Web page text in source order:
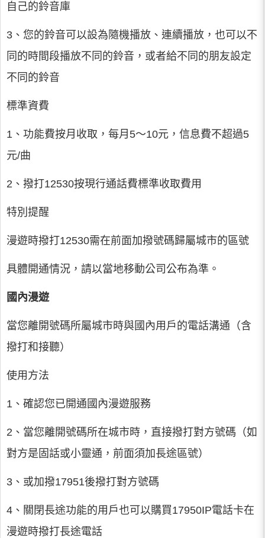
自己的鈴音庫
3、您的鈴音可以設為隨機播放、連續播放，也可以不
同的時間段播放不同的鈴音，或者給不同的朋友設定
不同的鈴音
標準資費
1、功能費按月收取，每月5～10元，信息費不超過5
元/曲
2、撥打12530按現行通話費標準收取費用
特別提醒
漫遊時撥打12530需在前面加撥號碼歸屬城市的區號
具體開通情況，請以當地移動公司公布為準。
國內漫遊
當您離開號碼所屬城市時與國內用戶的電話溝通（含
撥打和接聽）
使用方法
1、確認您已開通國內漫遊服務
2、當您離開號碼所在城市時，直接撥打對方號碼（如
對方是固話或小靈通，前面須加長途區號）
3、或加撥17951後撥打對方號碼
4、關閉長途功能的用戶也可以購買17950IP電話卡在
漫遊時撥打長途電話